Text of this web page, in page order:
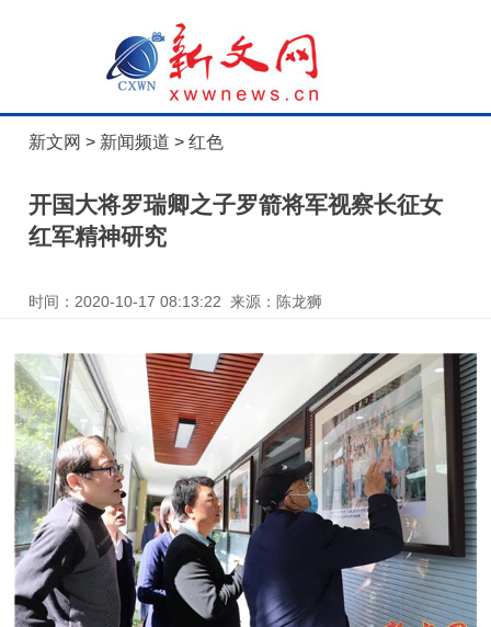
新文网 > 新闻频道 >红色
开国大将罗瑞卿之子罗箭将军视察长征女
红军精神研究
时间：2020-10-17 08:13:22 来源：陈龙狮